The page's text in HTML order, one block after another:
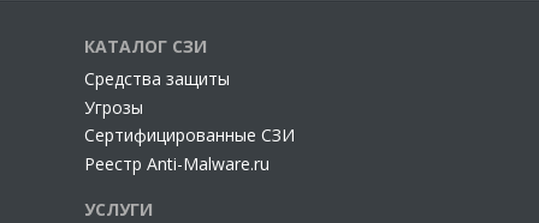
КАТАЛОГ СЗИ
Cредства защиты
Угрозы
Сертифицированные СЗИ
Реестр Anti-Malware.ru
УСЛУГИ